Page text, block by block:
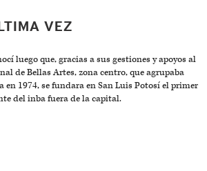
VEZ
luego que, gracias a sus gestiones y apoyos al
de Bellas Artes, zona centro, que agrupaba
en 1974, se fundara en San Luis Potosí el primer
del inba fuera de la capital.